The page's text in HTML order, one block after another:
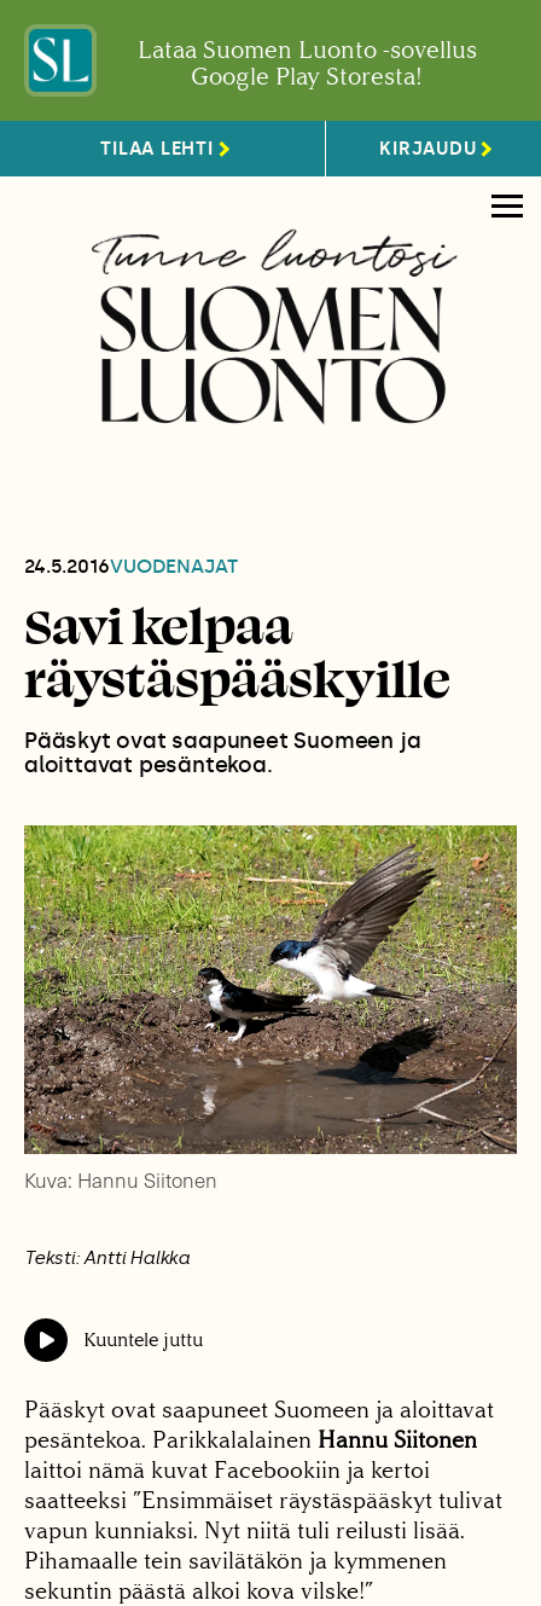
Lataa Suomen Luonto -sovellus
Google Play Storesta!
TILAA LEHTI KIRJAUDU
24.5.2016VUODENAJAT
Savi kelpaa
räystäspääskyille
Pääskyt ovat saapuneet Suomeen ja
aloittavat pesäntekoa.
Kuva: Hannu Siitonen
Teksti: Antti Halkka
Kuuntele juttu
Pääskyt ovat saapuneet Suomeen ja aloittavat
pesäntekoa. Parikkalalainen Hannu Siitonen
laittoi nämä kuvat Facebookiin ja kertoi
saatteeksi ”Ensimmäiset räystäspääskyt tulivat
vapun kunniaksi. Nyt niitä tuli reilusti lisää.
Pihamaalle tein savilätäkön ja kymmenen
sekuntin päästä alkoi kova vilske!”